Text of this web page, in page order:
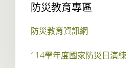
防災教育專區
防災教育資訊網
114學年度國家防災日演練